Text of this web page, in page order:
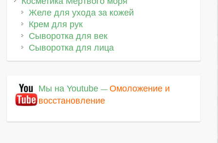
Желе для ухода за кожей
Крем для рук
Сыворотка для век
Сыворотка для лица
Мы на Youtube—Омоложение и
восстановление